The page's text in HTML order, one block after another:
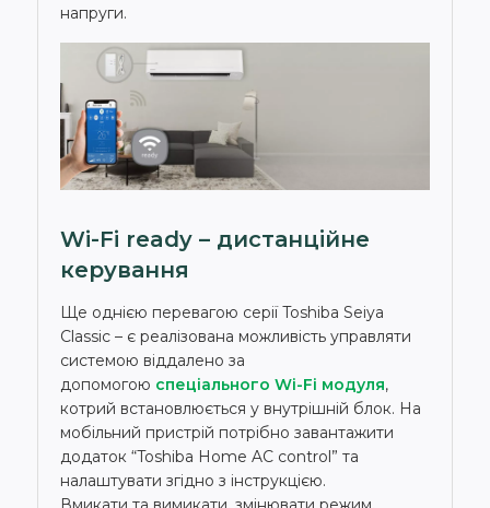
напруги.
Wi-Fi ready – дистанційне
керування
Ще однією перевагою серії Toshiba Seiya
Classic – є реалізована можливість управляти
системою віддалено за
допомогою спеціального Wi-Fi модуля,
котрий встановлюється у внутрішній блок. На
мобільний пристрій потрібно завантажити
додаток “Toshiba Home AC control” та
налаштувати згідно з інструкцією.